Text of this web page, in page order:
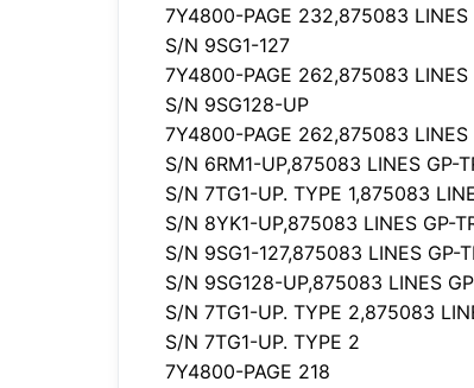
7Y4800-PAGE 232,875083 LINES
S/N 9SG1-127
7Y4800-PAGE 262,875083 LINES
S/N 9SG128-UP
7Y4800-PAGE 262,875083 LINES
S/N 6RM1-UP,875083 LINES GP-
S/N 7TG1-UP. TYPE 1,875083
S/N 8YK1-UP,875083 LINES GP-
S/N 9SG1-127,875083 LINES GP-
S/N 9SG128-UP,875083 LINES
S/N 7TG1-UP. TYPE 2,875083
S/N 7TG1-UP. TYPE 2
7Y4800-PAGE 218